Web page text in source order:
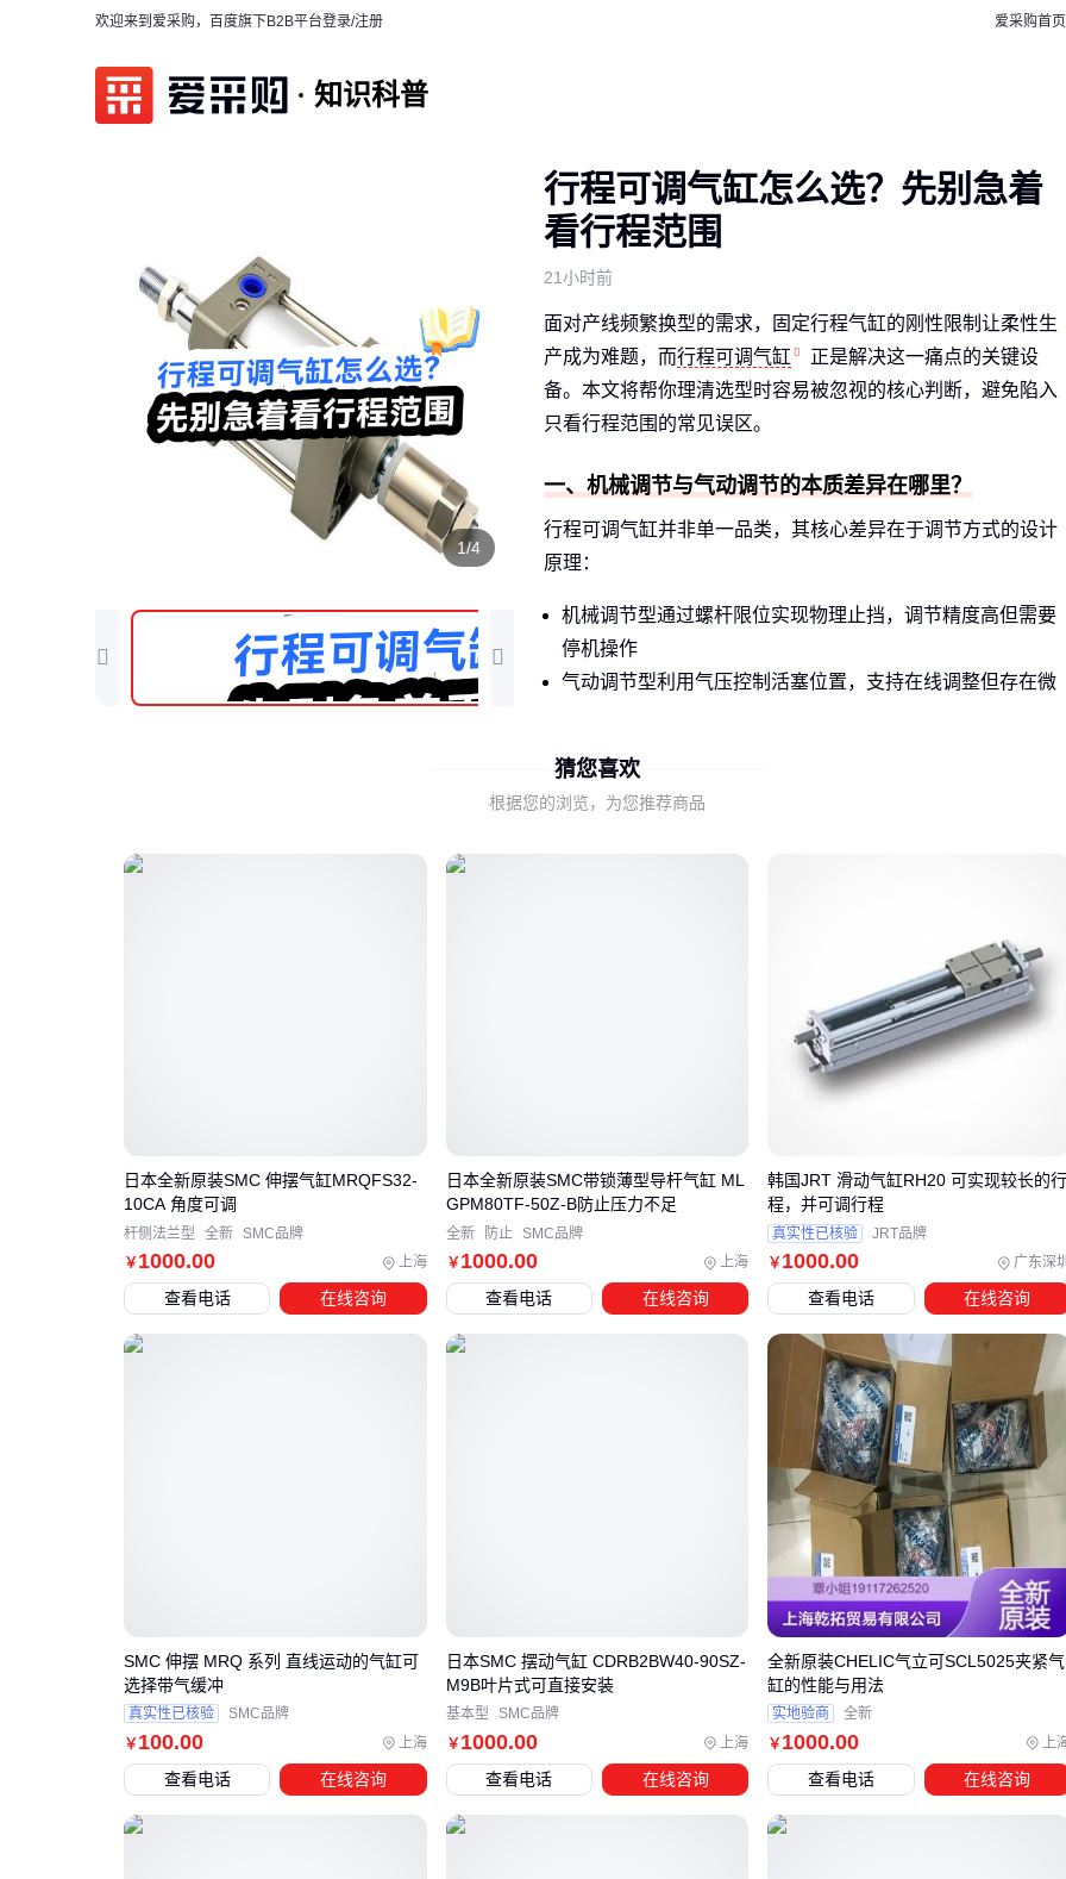
欢迎来到爱采购，百度旗下B2B平台登录/注册 爱采购首页
知识科普
1/4
行程可调气缸怎么选？先别急着
看行程范围
21小时前
面对产线频繁换型的需求，固定行程气缸的刚性限制让柔性生
产成为难题，而行程可调气缸
正是解决这一痛点的关键设
备。本文将帮你理清选型时容易被忽视的核心判断，避免陷入
只看行程范围的常见误区。
一、机械调节与气动调节的本质差异在哪里？
行程可调气缸并非单一品类，其核心差异在于调节方式的设计
原理：
机械调节型通过螺杆限位实现物理止挡，调节精度高但需要
停机操作
气动调节型利用气压控制活塞位置，支持在线调整但存在微
亚德客SCJ系列这类双轴复动型气缸采用机械调节设计，在需
位置精度要求的平衡点，而非单纯比较最大行程范围。
二、为什么同样行程范围的气缸实际效果差异明显？
行程可调气缸的真实性能藏在三个容易被忽视的参数里：
重复定位误差决定多次调节后的位置一致性
缓冲特性关系着高频调节时的设备寿命
SCJ63行程可调气缸
为例，其加厚缸体和异型密封设计在
保持较高负载刚性的同时，硬质氧化工艺进一步提升了高频调
节场景下的耐磨性。
这些隐藏参数的实际价值，往往在设备连续运行三个月后才会
通过维护频率差异显现出来。
三、伺服气缸真的比行程可调气缸更好吗？
当需要精确控制行程时，很多用户会直接考虑伺服气缸
，认
为其精度必然更高。但实际上，行程可调气缸与伺服气缸的适
伺服气缸更适合需要连续变速、高动态响应的场景，如精密
行程可调气缸在固定点位重复定位的场景中，通过机械限位
即可满足大多数工业需求
伺服系统的综合成本（含控制器和驱动器）通常明显高于气
猜您喜欢
根据您的浏览，为您推荐商品
￥ 1000.00 上海
日本全新原装SMC 伸摆气缸MRQFS32-
10CA 角度可调
杆侧法兰型 全新 SMC品牌
查看电话 在线咨询
￥ 1000.00 上海
日本全新原装SMC带锁薄型导杆气缸 ML
GPM80TF-50Z-B防止压力不足
全新 防止 SMC品牌
查看电话 在线咨询
￥ 1000.00 广东深
韩国JRT 滑动气缸RH20 可实现较长的
程，并可调行程
真实性已核验 JRT品牌
查看电话 在线咨询
￥ 100.00 上海
SMC 伸摆 MRQ 系列 直线运动的气缸可
选择带气缓冲
真实性已核验 SMC品牌
查看电话 在线咨询
￥ 1000.00 上海
日本SMC 摆动气缸 CDRB2BW40-90SZ-
M9B叶片式可直接安装
基本型 SMC品牌
查看电话 在线咨询
￥ 1000.00 上
全新原装CHELIC气立可SCL5025夹紧气
缸的性能与用法
实地验商 全新
查看电话 在线咨询